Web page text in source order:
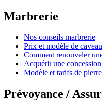
Marbrerie
Nos conseils marbrerie
Prix et modèle de caveau
Comment renouveler
Acquérir une
Modèle et tarifs de
Prévoyance /